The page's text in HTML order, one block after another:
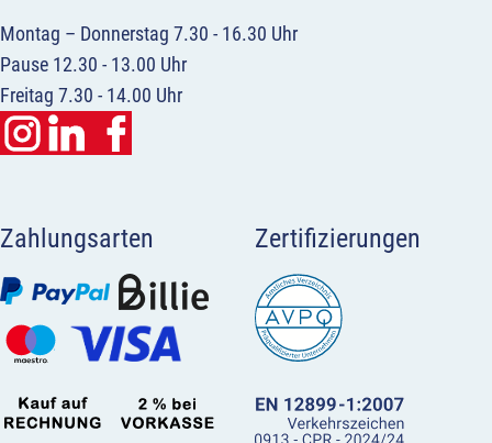
Montag – Donnerstag 7.30 - 16.30 Uhr
Pause 12.30 - 13.00 Uhr
Freitag 7.30 - 14.00 Uhr
Zahlungsarten Zertifizierungen